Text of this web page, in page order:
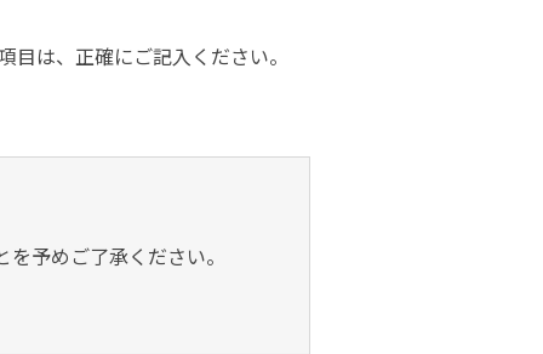
ついて
は、正確にご記入ください。
予めご了承ください。